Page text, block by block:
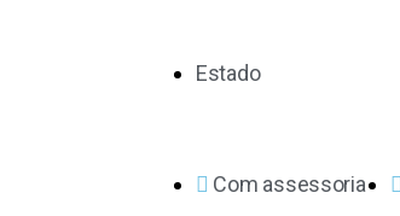
Estado
Com assessoria